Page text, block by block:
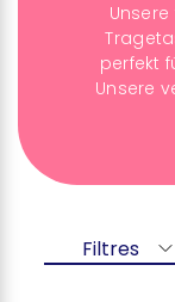
perfekt
Unsere
Filtres